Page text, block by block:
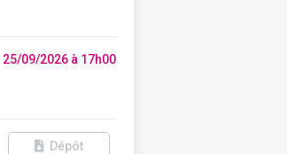
25/09/2026 à 17h00
Dépôt